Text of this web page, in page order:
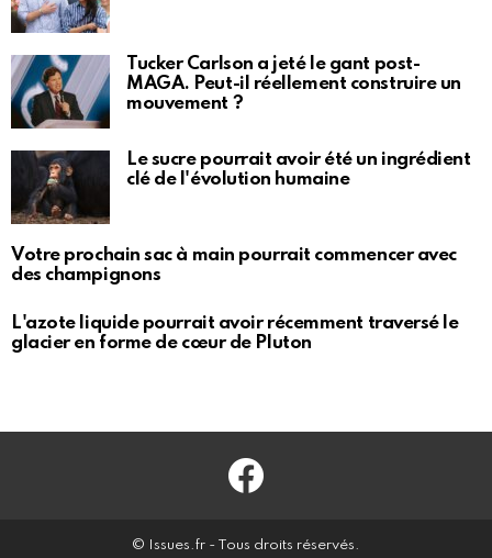
Tucker Carlson a jeté le gant post-
MAGA. Peut-il réellement construire un
mouvement ?
Le sucre pourrait avoir été un ingrédient
clé de l'évolution humaine
Votre prochain sac à main pourrait commencer avec
des champignons
L'azote liquide pourrait avoir récemment traversé le
glacier en forme de cœur de Pluton
Facebook
© Issues.fr - Tous droits réservés.